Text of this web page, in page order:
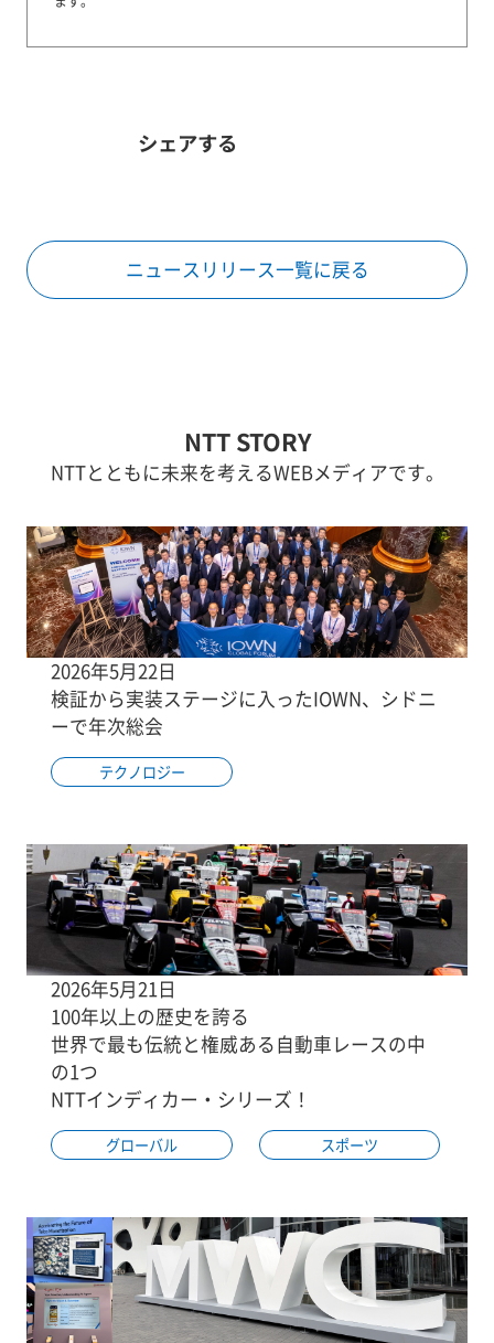
シェアする
ニュースリリース一覧に戻る
NTT STORY
NTTとともに未来を考えるWEBメディアです。
2026年5月22日
検証から実装ステージに入ったIOWN、シドニ
ーで年次総会
テクノロジー
2026年5月21日
100年以上の歴史を誇る
世界で最も伝統と権威ある自動車レースの中
の1つ
NTTインディカー・シリーズ！
グローバル スポーツ